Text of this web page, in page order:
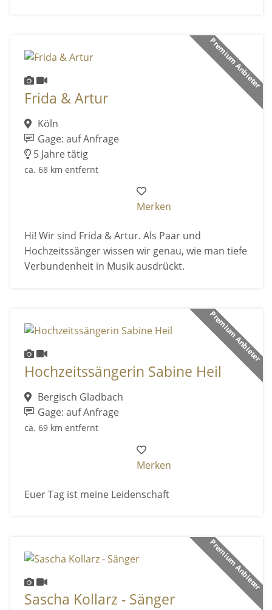
Premium Anbieter
Frida & Artur
Köln
Gage: auf Anfrage
5 Jahre tätig
ca. 68 km entfernt
Merken
Hi! Wir sind Frida & Artur. Als Paar und
Hochzeitssänger wissen wir genau, wie man tiefe
Verbundenheit in Musik ausdrückt.
Premium Anbieter
Hochzeitssängerin Sabine Heil
Bergisch Gladbach
Gage: auf Anfrage
ca. 69 km entfernt
Merken
Euer Tag ist meine Leidenschaft
Premium Anbieter
Sascha Kollarz - Sänger